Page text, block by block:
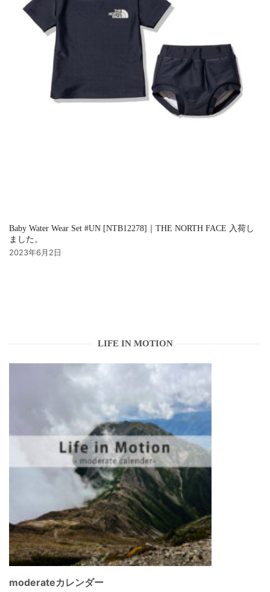
Baby Water Wear Set #UN [NTB12278]｜THE NORTH FACE 入荷し
ました。
2023年6月2日
LIFE IN MOTION
moderateカレンダー